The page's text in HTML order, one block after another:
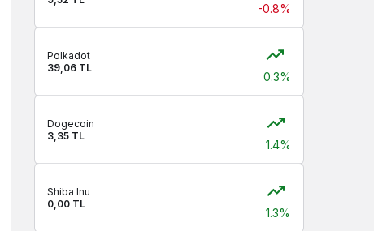
-0.8%
Polkadot
39,06 TL
0.3%
Dogecoin
3,35 TL
1.4%
Shiba Inu
0,00 TL
1.3%